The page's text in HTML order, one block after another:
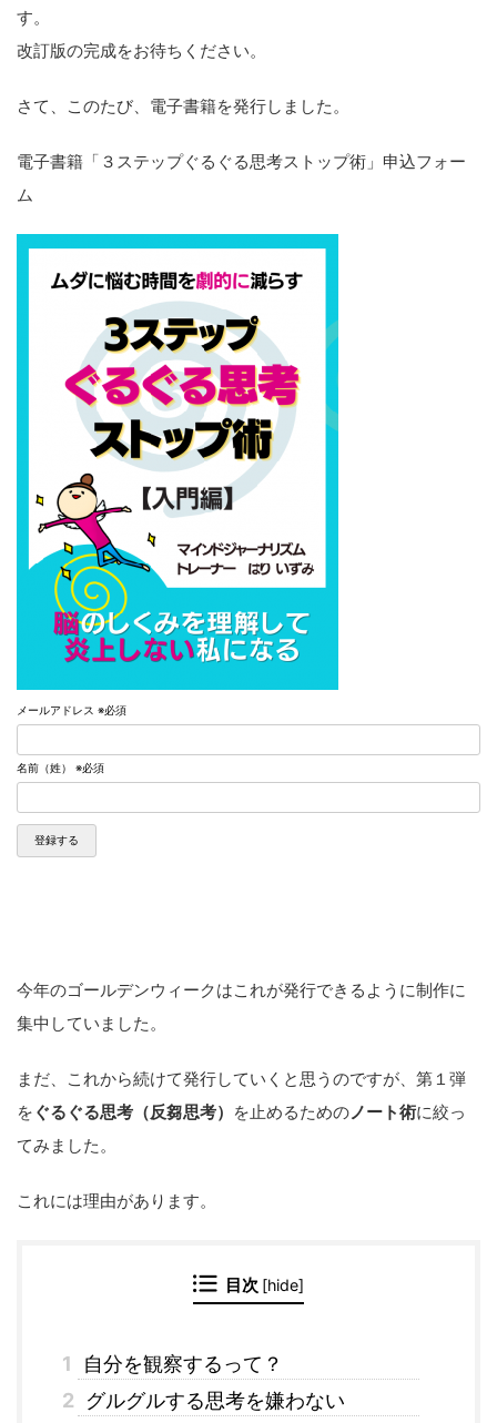
す。
改訂版の完成をお待ちください。
さて、このたび、電子書籍を発行しました。
電子書籍「３ステップぐるぐる思考ストップ術」申込フォー
ム
メールアドレス ※必須
名前（姓） ※必須
今年のゴールデンウィークはこれが発行できるように制作に
集中していました。
まだ、これから続けて発行していくと思うのですが、第１弾
を ぐるぐる思考（反芻思考） を止めるためのノート術に絞っ
てみました。
これには理由があります。
目次 [hide]
1
自分を観察するって？
2
グルグルする思考を嫌わない